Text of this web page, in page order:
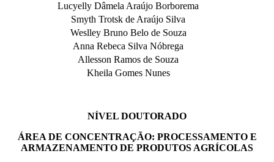
Lucyelly Dâmela Araújo Borborema
Smyth Trotsk de Araújo Silva
Weslley Bruno Belo de Souza
Anna Rebeca Silva Nóbrega
Allesson Ramos de Souza
Kheila Gomes Nunes
NÍVEL DOUTORADO
ÁREA DE CONCENTRAÇÃO: PROCESSAMENTO E
ARMAZENAMENTO DE PRODUTOS AGRÍCOLAS